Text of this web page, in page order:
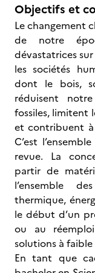
Objectifs et
Le changement
de notre
dévastatrices
les sociétés
dont le bois,
réduisent
fossiles, limitent
et contribuent
C’est
revue. La
partir de
l’ensemble
thermique,
le début d’un
ou au
solutions à
En tant que